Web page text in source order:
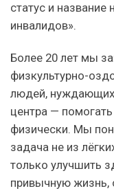
статус и
инвалидов».
Более 20 лет мы
физкультурно-
людей,
центра —
физически. Мы
задача не из
только улучшить
привычную